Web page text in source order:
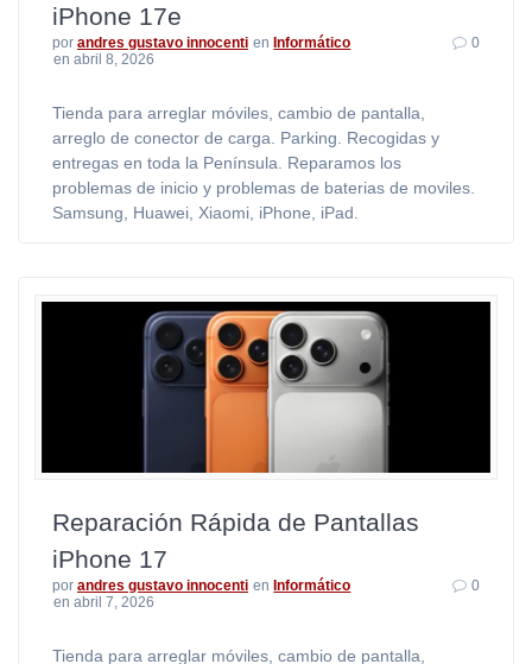
iPhone 17e
por andres gustavo innocenti enInformático
en abril 8, 2026
0
Tienda para arreglar móviles, cambio de pantalla,
arreglo de conector de carga. Parking. Recogidas y
entregas en toda la Península. Reparamos los
problemas de inicio y problemas de baterias de moviles.
Samsung, Huawei, Xiaomi, iPhone, iPad.
Reparación Rápida de Pantallas
iPhone 17
por andres gustavo innocenti enInformático
en abril 7, 2026
0
Tienda para arreglar móviles, cambio de pantalla,